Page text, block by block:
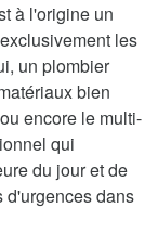
à l'origine un
les
un plombier
bien
encore le multi-
qui
du jour et de
d'urgences dans